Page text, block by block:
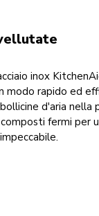
inox
modo rapido ed
d'aria nella
fermi per